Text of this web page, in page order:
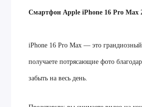
Смартфон Apple iPhone 16 Pro Max
iPhone 16 Pro Max — это
получаете потрясающие фото
забыть на весь день.